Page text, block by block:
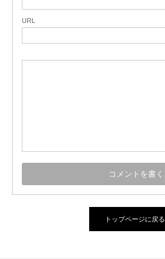
URL
トップページに戻る